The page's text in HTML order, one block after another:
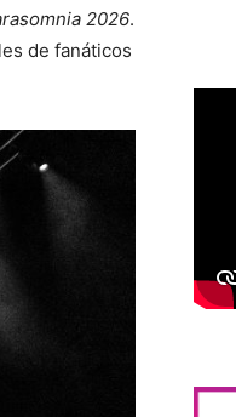
2026.
de fanáticos